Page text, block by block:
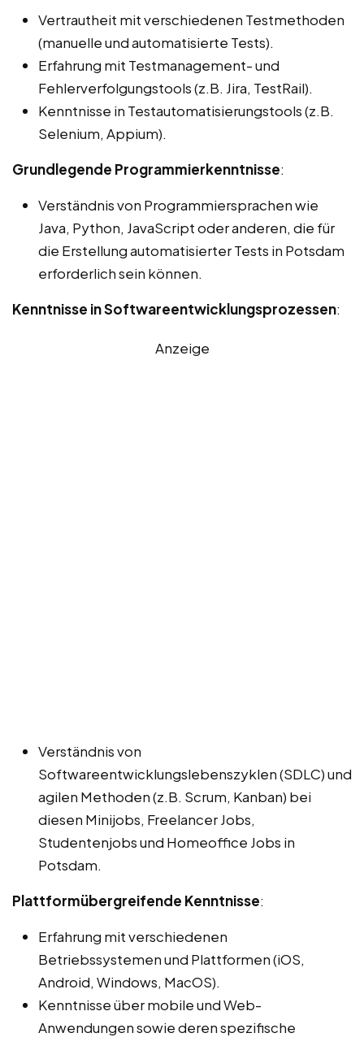
Vertrautheit mit verschiedenen Testmethoden
(manuelle und automatisierte Tests).
Erfahrung mit Testmanagement- und
Fehlerverfolgungstools (z.B. Jira, TestRail).
Kenntnisse in Testautomatisierungstools (z.B.
Selenium, Appium).
Grundlegende Programmierkenntnisse:
Verständnis von Programmiersprachen wie
Java, Python, JavaScript oder anderen, die für
die Erstellung automatisierter Tests in Potsdam
erforderlich sein können.
Kenntnisse in Softwareentwicklungsprozessen:
Anzeige
Verständnis von
Softwareentwicklungslebenszyklen (SDLC) und
agilen Methoden (z.B. Scrum, Kanban) bei
diesen Minijobs, Freelancer Jobs,
Studentenjobs und Homeoffice Jobs in
Potsdam.
Plattformübergreifende Kenntnisse:
Erfahrung mit verschiedenen
Betriebssystemen und Plattformen (iOS,
Android, Windows, MacOS).
Kenntnisse über mobile und Web-
Anwendungen sowie deren spezifische